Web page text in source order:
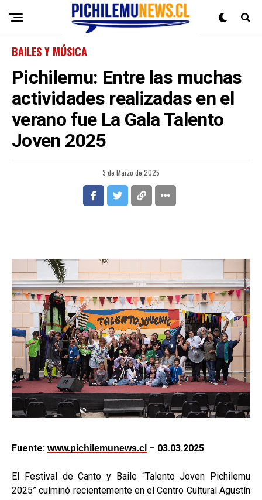
BAILES Y MÚSICA
Pichilemu: Entre las muchas
actividades realizadas en el
verano fue La Gala Talento
Joven 2025
3 de Marzo de 2025
Fuente: www.pichilemunews.cl – 03.03.2025
El Festival de Canto y Baile “Talento Joven Pichilemu
2025” culminó recientemente en el Centro Cultural Agustín